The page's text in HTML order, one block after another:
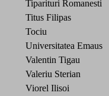
Tiparituri Romanesti
Titus Filipas
Tociu
Universitatea Emaus
Valentin Tigau
Valeriu Sterian
Viorel Ilisoi